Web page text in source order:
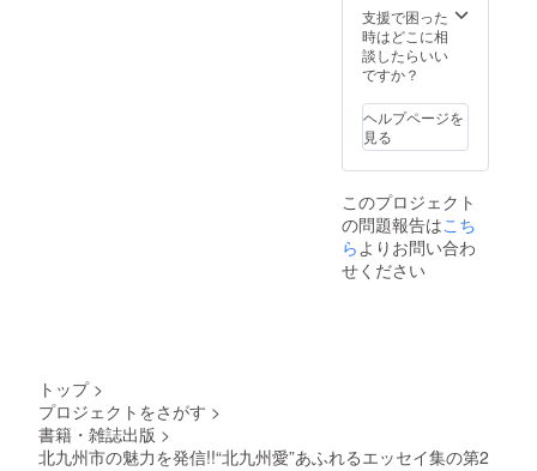
みを解
決しま
しょ
う！ 相
Zoomで
たしま
す。 ■
開催時
期：
2021年
8月～10
月 ■場
スキル
がなか
なか成
果が上
がらな
いった
方を対
象とし
た
ライ
ティン
グ相談
会」を
う！ 相
ださ
い。 □□
個人イ
ンタ
記事制
作（限
定3名）
□□ ご支
さった
方のイ
ンタ
ビュー
記事を
スタイ
た表記
の通り
に、巻
末の
援者一
覧」に
掲載し
ます。
イ集巻
末にお
名前の
掲載を
希望し
事業者
支援で困った
時はどこに相
談したらいい
ですか？
ヘルプページを
見る
このプロジェクト
の問題報告はこち
ら よりお問い合わ
せください
トップ >
プロジェクトをさがす >
書籍・雑誌出版 >
北九州市の魅力を発信!!“北九州愛”あふれるエッセイ集の第2